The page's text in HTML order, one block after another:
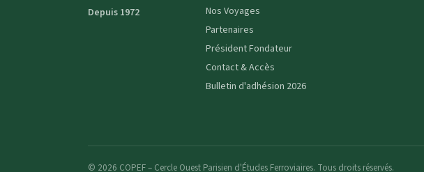
Depuis 1972
Nos Voyages
Partenaires
Président Fondateur
Contact & Accès
Bulletin d'adhésion 2026
© 2026 COPEF – Cercle Ouest Parisien d'Études Ferroviaires. Tous droits réservés.